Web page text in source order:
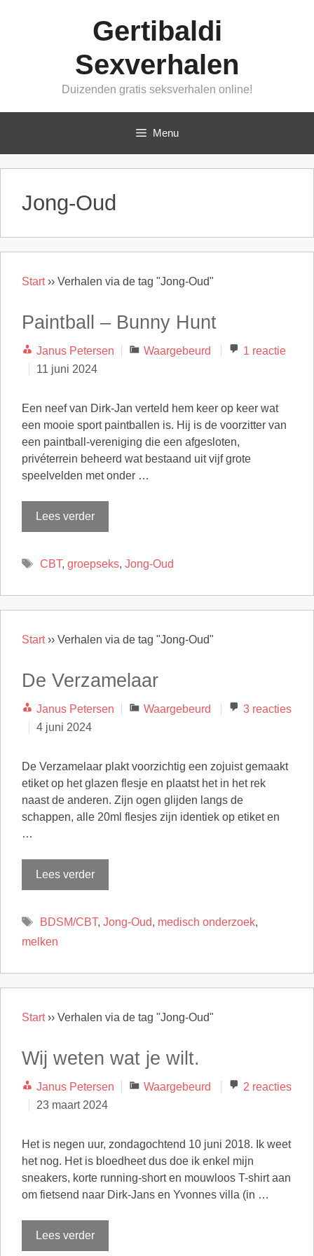
Gertibaldi
Sexverhalen
Duizenden gratis seksverhalen online!
Menu
Jong-Oud
Start›› Verhalen via de tag "Jong-Oud"
Paintball – Bunny Hunt
Janus Petersen Categorieën
Waargebeurd
1 reactie
11 juni 2024
Een neef van Dirk-Jan verteld hem keer op keer wat
een mooie sport paintballen is. Hij is de voorzitter van
een paintball-vereniging die een afgesloten,
privéterrein beheerd wat bestaand uit vijf grote
speelvelden met onder …
Lees verder
Tags
CBT, groepseks, Jong-Oud
Start›› Verhalen via de tag "Jong-Oud"
De Verzamelaar
Janus Petersen Categorieën
Waargebeurd
3 reacties
4 juni 2024
De Verzamelaar plakt voorzichtig een zojuist gemaakt
etiket op het glazen flesje en plaatst het in het rek
naast de anderen. Zijn ogen glijden langs de
schappen, alle 20ml flesjes zijn identiek op etiket en
…
Lees verder
Tags
BDSM/CBT, Jong-Oud, medisch onderzoek,
melken
Start›› Verhalen via de tag "Jong-Oud"
Wij weten wat je wilt.
Janus Petersen Categorieën
Waargebeurd
2 reacties
23 maart 2024
Het is negen uur, zondagochtend 10 juni 2018. Ik weet
het nog. Het is bloedheet dus doe ik enkel mijn
sneakers, korte running-short en mouwloos T-shirt aan
om fietsend naar Dirk-Jans en Yvonnes villa (in …
Lees verder